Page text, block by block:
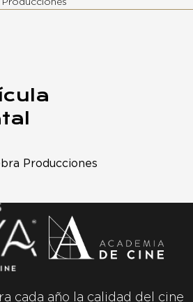
Producciones
Producciones
cada año la calidad del cine